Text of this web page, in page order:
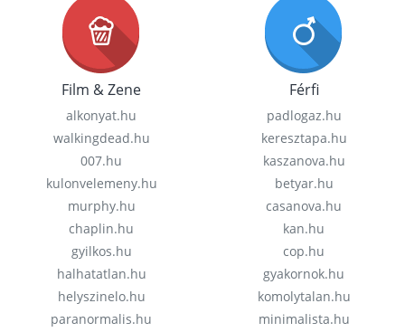
Film & Zene
alkonyat.hu
walkingdead.hu
007.hu
kulonvelemeny.hu
murphy.hu
chaplin.hu
gyilkos.hu
halhatatlan.hu
helyszinelo.hu
paranormalis.hu
Férfi
padlogaz.hu
keresztapa.hu
kaszanova.hu
betyar.hu
casanova.hu
kan.hu
cop.hu
gyakornok.hu
komolytalan.hu
minimalista.hu